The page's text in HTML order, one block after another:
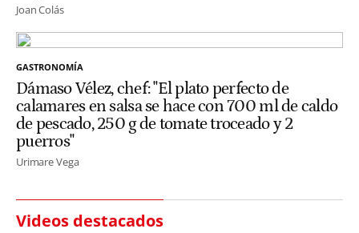
Joan Colás
GASTRONOMÍA
Dámaso Vélez, chef: "El plato perfecto de
calamares en salsa se hace con 700 ml de caldo
de pescado, 250 g de tomate troceado y 2
puerros"
Urimare Vega
Videos destacados